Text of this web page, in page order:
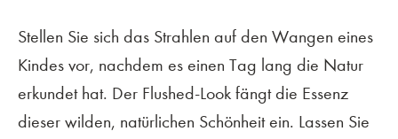
Stellen Sie sich das Strahlen auf den Wangen eines
Kindes vor, nachdem es einen Tag lang die Natur
erkundet hat. Der Flushed-Look fängt die Essenz
dieser wilden, natürlichen Schönheit ein. Lassen Sie